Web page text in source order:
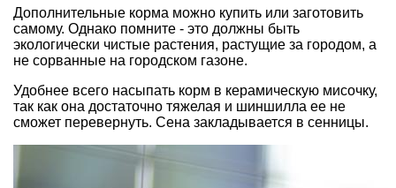
Дополнительные корма можно купить или заготовить
самому. Однако помните - это должны быть
экологически чистые растения, растущие за городом, а
не сорванные на городском газоне.
Удобнее всего насыпать корм в керамическую мисочку,
так как она достаточно тяжелая и шиншилла ее не
сможет перевернуть. Сена закладывается в сенницы.